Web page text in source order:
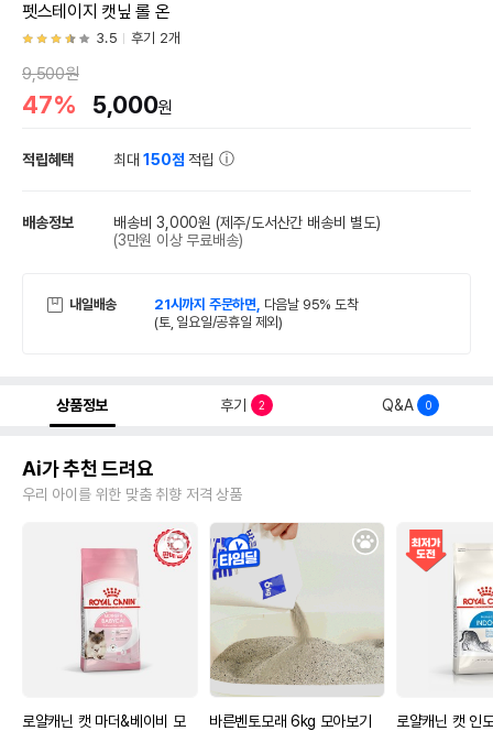
펫스테이지 캣닢 롤 온
3.5 후기 2개
9,500원
47% 5,000원
적립혜택 최대150점 적립
배송정보 배송비 3,000원 (제주/도서산간 배송비 별도)
(3만원 이상 무료배송)
내일배송 21시까지 주문하면, 다음날 95% 도착
(토, 일요일/공휴일 제외)
상품정보 후기 2 Q&A 0
Ai가 추천 드려요
우리 아이를 위한 맞춤 취향 저격 상품
로얄캐닌 캣 마더&베이비 모
바른벤토모래 6kg 모아보기
로얄캐닌 캣 인